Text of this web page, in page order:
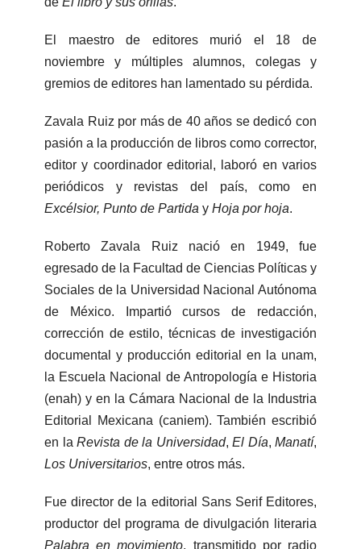
El maestro de editores murió el 18 de
noviembre y múltiples alumnos, colegas y
gremios de editores han lamentado su pérdida.
Zavala Ruiz por más de 40 años se dedicó con
pasión a la producción de libros como corrector,
editor y coordinador editorial, laboró en varios
periódicos y revistas del país, como en
Excélsior, Punto de Partida y Hoja por hoja.
Roberto Zavala Ruiz nació en 1949, fue
egresado de la Facultad de Ciencias Políticas y
Sociales de la Universidad Nacional Autónoma
de México. Impartió cursos de redacción,
corrección de estilo, técnicas de investigación
documental y producción editorial en la unam,
la Escuela Nacional de Antropología e Historia
(enah) y en la Cámara Nacional de la Industria
Editorial Mexicana (caniem). También escribió
en la Revista de la Universidad, El Día, Manatí,
Los Universitarios, entre otros más.
Fue director de la editorial Sans Serif Editores,
productor del programa de divulgación literaria
Palabra en movimiento, transmitido por radio